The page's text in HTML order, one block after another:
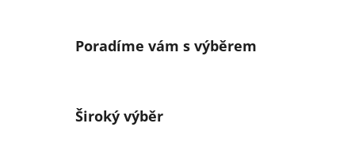
Poradíme vám s výběrem
Široký výběr